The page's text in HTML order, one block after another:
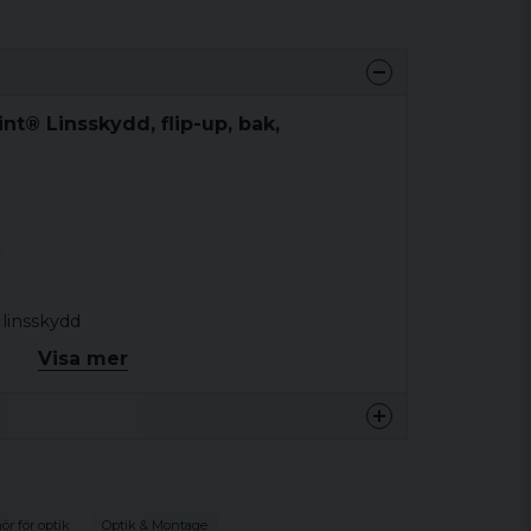
Linsskydd, flip-up, bak,
uppe tills det fälls ned igen
inte fällas upp - siktet är redo för
risken för repor
Visa mer
för optik Optik & Montage